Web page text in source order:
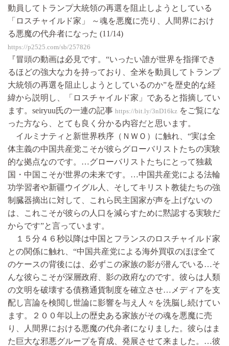
動員してトランプ大統領の再選を阻止しようとしている
「ロスチャイルド家」 ～魂を悪魔に売り、人間界におけ
る悪魔の代弁者になった (11/14)
https://p2525.com/sb/257826
『冒頭の動画は必見です。“いったい誰が世界を指揮でき
るほどの強大な力を持っており、全米を動員してトランプ
大統領の再選を阻止しようとしているのか”を歴史的な経
緯から説明し、「ロスチャイルド家」であると指摘してい
ます。seiryuu氏の一連の記事 https://bit.ly/3nD16kz をご覧にな
った方なら、とても良く分かる内容だと思います。
イルミナティと新世界秩序（ＮＷＯ）に触れ、“実は全
体主義の中国共産党こそが彼らグローバリストたちの実験
的な拠点なのです。…グローバリストたちにとって独裁
国・中国こそが世界の未来です。…中国共産党による法輪
功学習者や新疆ウイグル人、そしてキリスト教徒たちの強
制臓器摘出に対して、これら民主国家が声を上げないの
は、これこそが彼らの人口を減らすために黙認する実験だ
からです”と言っています。
１５分４６秒以降は中国とフランスのロスチャイルド家
との関係に触れ、“中国共産党による海外買収のほぼ全て
のケースの背後には、必ずこの家族の影が潜んでいる…そ
んな彼らこそが深層政府、影の政府なのです。彼らは人類
の文明を破壊する債務通貨制度を確立させ…メディアを支
配し言論を検閲し世論に影響を与え人々を洗脳し続けてい
ます。２００年以上の歴史ある家族がその魂を悪魔に売
り、人間界における悪魔の代弁者になりました。彼らはま
た巨大な邪悪グループを育成、発展させて来ました。…彼